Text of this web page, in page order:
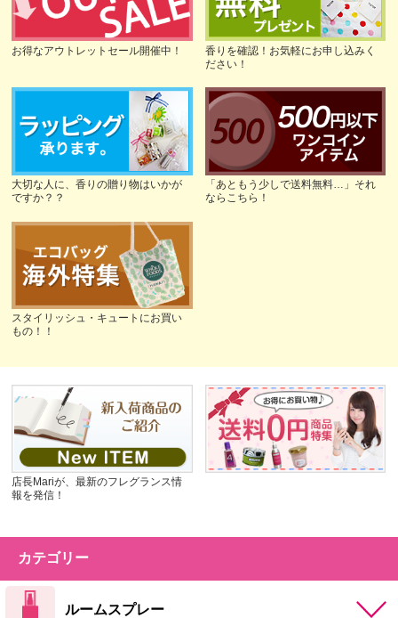
お得なアウトレットセール開催中！
香りを確認！お気軽にお申し込みく
ださい！
大切な人に、香りの贈り物はいかが
ですか？？
「あともう少しで送料無料…」それ
ならこちら！
スタイリッシュ・キュートにお買い
もの！！
店長Mariが、最新のフレグランス情
報を発信！
カテゴリー
ルームスプレー